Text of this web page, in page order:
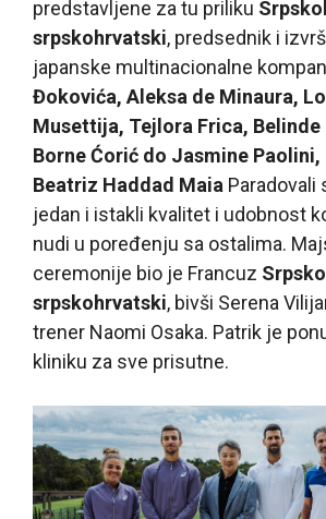
predstavljene za tu priliku
srpskohrvatski, predsednik i
japanske multinacionalne
Đokovića, Aleksa de Minaura,
Musettija, Tejlora Frica, Belinde
Borne Ćorić do Jasmine Paolini,
Beatriz Haddad Maia Paradovali
jedan i istakli kvalitet i udobnost
nudi u poređenju sa ostalima.
ceremonije bio je Francuz
srpskohrvatski, bivši Serena
trener Naomi Osaka. Patrik je
kliniku za sve prisutne.